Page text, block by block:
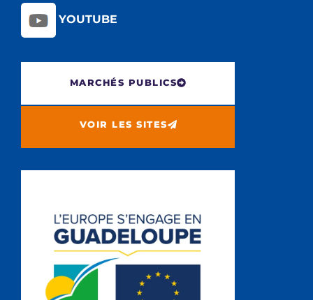
YOUTUBE
MARCHÉS PUBLICS
VOIR LES SITES